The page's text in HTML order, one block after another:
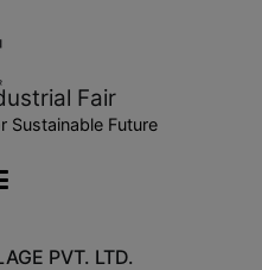
Fair
Sustainable Future
PVT. LTD.